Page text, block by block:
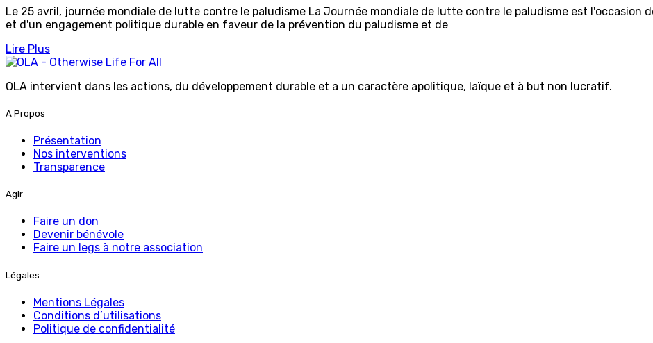
Paludisme
Le 25 avril, journée mondiale de lutte contre le paludisme La Journée mondiale de lutte contre le paludisme est l'occasion
et d'un engagement politique durable en faveur de la prévention du paludisme et de
Lire Plus
OLA intervient dans les actions, du développement durable et a un caractère apolitique, laïque et à but non lucratif.
A Propos
Présentation
Nos interventions
Transparence
Agir
Faire un don
Devenir bénévole
Faire un legs à notre association
Légales
Mentions Légales
Conditions d’utilisations
Politique de confidentialité